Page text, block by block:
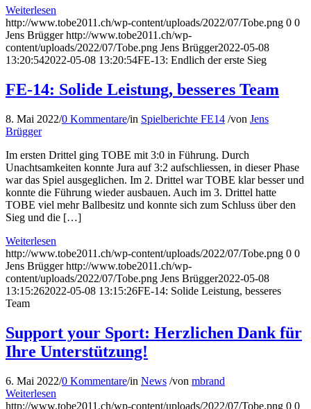
Weiterlesen
http://www.tobe2011.ch/wp-content/uploads/2022/07/Tobe.png 0 0
Jens Brügger http://www.tobe2011.ch/wp-
content/uploads/2022/07/Tobe.png Jens Brügger2022-05-08
13:20:542022-05-08 13:20:54FE-13: Endlich der erste Sieg
FE-14: Solide Leistung, besseres Team
8. Mai 2022/0 Kommentare/in Spielberichte FE14 /von Jens
Brügger
Im ersten Drittel ging TOBE mit 3:0 in Führung. Durch
Unachtsamkeiten konnte Jura auf 3:2 aufschliessen, in dieser Phase
war das Spiel ausgeglichen. Im 2. Drittel war TOBE klar besser und
konnte die Führung wieder ausbauen. Auch im 3. Drittel hatte
TOBE viel mehr Ballbesitz und konnte sich zum Schluss über den
Sieg und die […]
Weiterlesen
http://www.tobe2011.ch/wp-content/uploads/2022/07/Tobe.png 0 0
Jens Brügger http://www.tobe2011.ch/wp-
content/uploads/2022/07/Tobe.png Jens Brügger2022-05-08
13:15:262022-05-08 13:15:26FE-14: Solide Leistung, besseres
Team
Support your Sport: Herzlichen Dank für
Ihre Unterstützung!
6. Mai 2022/0 Kommentare/in News /von mbrand
Weiterlesen
http://www.tobe2011.ch/wp-content/uploads/2022/07/Tobe.png 0 0